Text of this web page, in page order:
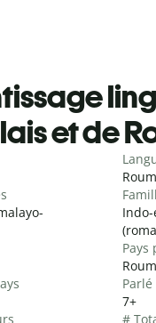
et de
Pays
7+
#